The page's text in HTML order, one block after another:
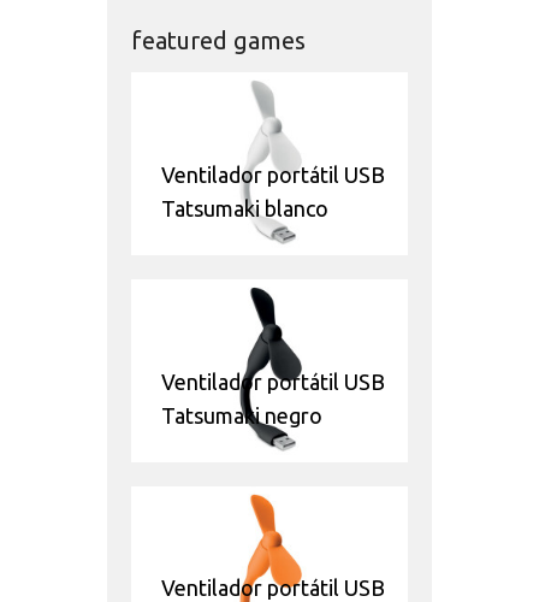
featured games
Ventilador portátil USB
Tatsumaki blanco
Ventilador portátil USB
Tatsumaki negro
Ventilador portátil USB